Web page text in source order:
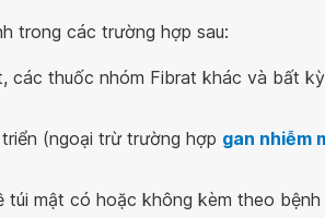
trong các trường hợp sau:
các thuốc nhóm Fibrat khác và bất
(ngoại trừ trường hợp gan nhiễm
túi mật có hoặc không kèm theo bệnh